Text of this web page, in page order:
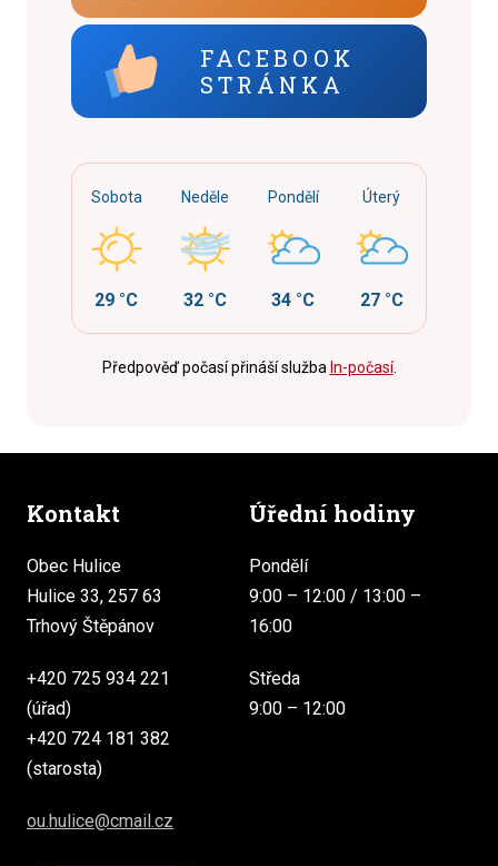
FACEBOOK
STRÁNKA
Sobota
29 °C
Neděle
32 °C
Pondělí
34 °C
Úterý
27 °C
Předpověď počasí přináší služba In-počasí.
Kontakt
Obec Hulice
Hulice 33, 257 63
Trhový Štěpánov
+420 725 934 221
(úřad)
+420 724 181 382
(starosta)
ou.hulice@cmail.cz
Úřední hodiny
Pondělí
9:00 – 12:00 / 13:00 –
16:00
Středa
9:00 – 12:00